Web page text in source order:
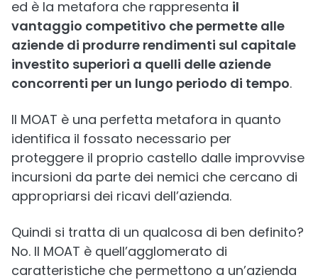
ed è la metafora che rappresenta il
vantaggio competitivo che permette alle
aziende di produrre rendimenti sul capitale
investito superiori a quelli delle aziende
concorrenti per un lungo periodo di tempo.
Il MOAT è una perfetta metafora in quanto
identifica il fossato necessario per
proteggere il proprio castello dalle improvvise
incursioni da parte dei nemici che cercano di
appropriarsi dei ricavi dell’azienda.
Quindi si tratta di un qualcosa di ben definito?
No. Il MOAT è quell’agglomerato di
caratteristiche che permettono a un’azienda